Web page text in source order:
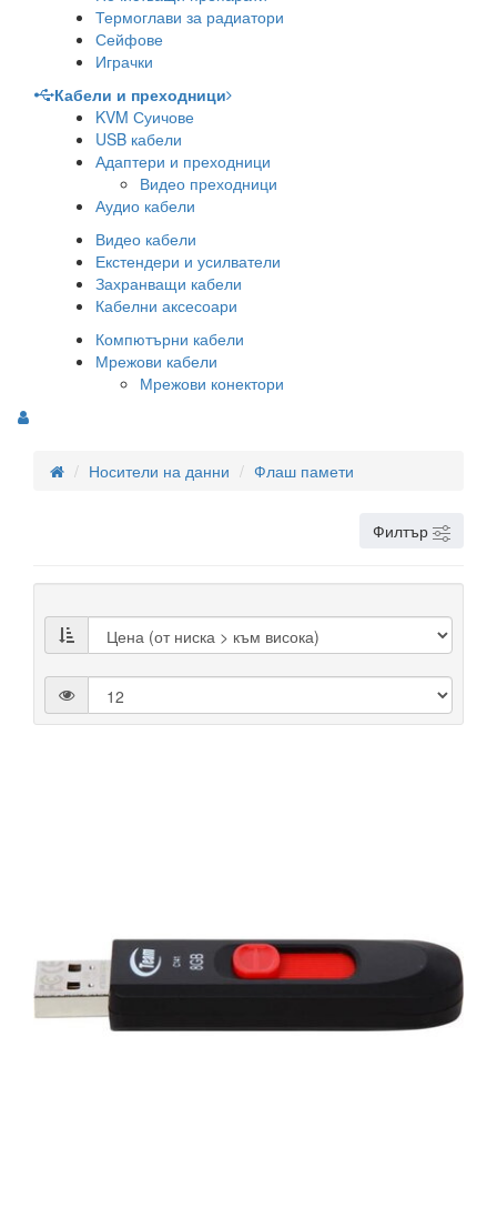
Термоглави за радиатори
Сейфове
Играчки
Кабели и преходници
KVM Суичове
USB кабели
Адаптери и преходници
Видео преходници
Аудио кабели
Видео кабели
Екстендери и усилватели
Захранващи кабели
Кабелни аксесоари
Компютърни кабели
Мрежови кабели
Мрежови конектори
Носители на данни Флаш памети
Филтър